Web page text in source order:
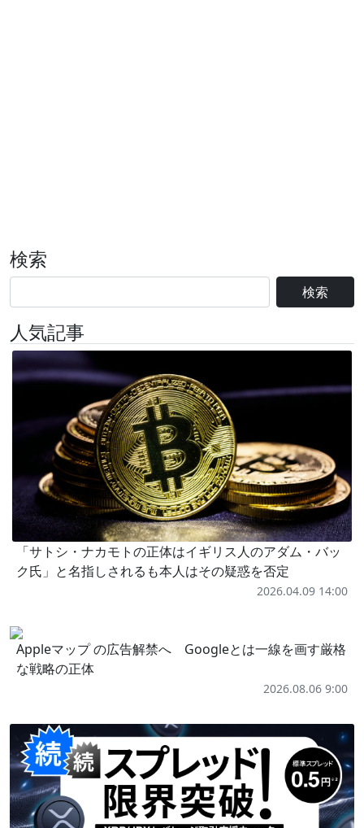
検索
検索
人気記事
「サトシ・ナカモトの正体はイギリス人のアダム・バッ
ク氏」と名指しされるも本人はその疑惑を否定
2026.04.09 14:00
Appleマップ の広告解禁へ Googleとは一線を画す厳格
な戦略の正体
2026.08.06 9:00